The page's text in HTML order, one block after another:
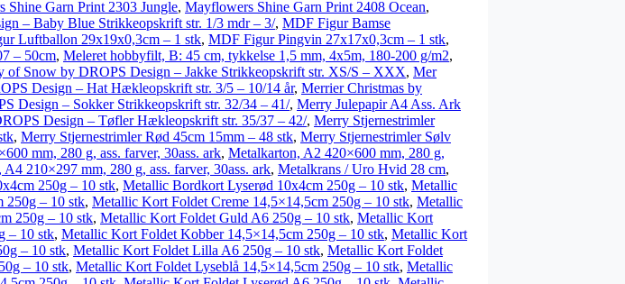
Shine Garn Print 2303 Jungle, Mayflowers Shine Garn Print 2408 Ocean,
– Baby Blue Strikkeopskrift str. 1/3 mdr – 3/, MDF Figur Bamse
Luftballon 29x19x0,3cm – 1 stk, MDF Figur Pingvin 27x17x0,3cm – 1 stk,
– 50cm, Meleret hobbyfilt, B: 45 cm, tykkelse 1,5 mm, 4x5m, 180-200 g/m2,
of Snow by DROPS Design – Jakke Strikkeopskrift str. XS/S – XXX, Mer
Design – Hat Hækleopskrift str. 3/5 – 10/14 år, Merrier Christmas by
Design – Sokker Strikkeopskrift str. 32/34 – 41/, Merry Julepapir A4 Ass. Ark
Design – Tøfler Hækleopskrift str. 35/37 – 42/, Merry Stjernestrimler
, Merry Stjernestrimler Rød 45cm 15mm – 48 stk, Merry Stjernestrimler Sølv
mm, 280 g, ass. farver, 30ass. ark, Metalkarton, A2 420×600 mm, 280 g,
210×297 mm, 280 g, ass. farver, 30ass. ark, Metalkrans / Uro Hvid 28 cm,
250g – 10 stk, Metallic Bordkort Lyserød 10x4cm 250g – 10 stk, Metallic
250g – 10 stk, Metallic Kort Foldet Creme 14,5×14,5cm 250g – 10 stk, Metallic
250g – 10 stk, Metallic Kort Foldet Guld A6 250g – 10 stk, Metallic Kort
– 10 stk, Metallic Kort Foldet Kobber 14,5×14,5cm 250g – 10 stk, Metallic Kort
– 10 stk, Metallic Kort Foldet Lilla A6 250g – 10 stk, Metallic Kort Foldet
– 10 stk, Metallic Kort Foldet Lyseblå 14,5×14,5cm 250g – 10 stk, Metallic